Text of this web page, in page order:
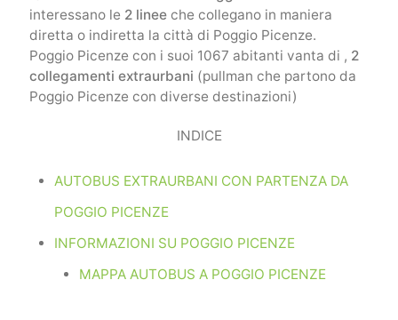
interessano le 2 lineeche collegano in maniera
diretta o indiretta la città di Poggio Picenze.
Poggio Picenze con i suoi 1067 abitanti vanta di , 2
collegamenti extraurbani (pullman che partono da
Poggio Picenze con diverse destinazioni)
INDICE
AUTOBUS EXTRAURBANI CON PARTENZA DA
POGGIO PICENZE
INFORMAZIONI SU POGGIO PICENZE
MAPPA AUTOBUS A POGGIO PICENZE